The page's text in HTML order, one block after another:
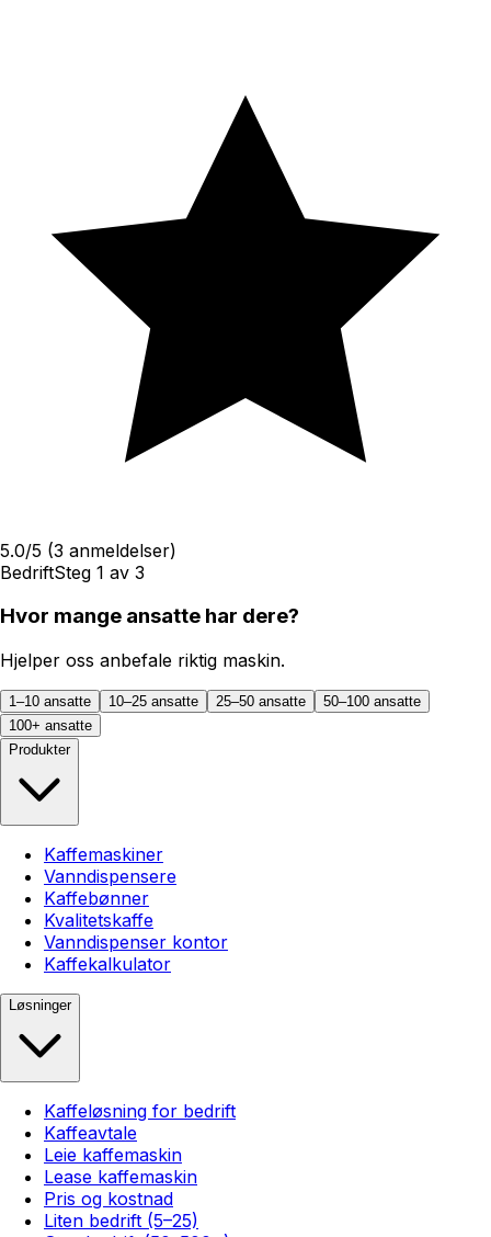
5.0/5 (3 anmeldelser)
BedriftSteg 1 av 3
Hvor mange ansatte har dere?
Hjelper oss anbefale riktig maskin.
1–10 ansatte 10–25 ansatte 25–50 ansatte
50–100 ansatte
100+ ansatte
Produkter
Kaffemaskiner
Vanndispensere
Kaffebønner
Kvalitetskaffe
Vanndispenser kontor
Kaffekalkulator
Løsninger
Kaffeløsning for bedrift
Kaffeavtale
Leie kaffemaskin
Lease kaffemaskin
Pris og kostnad
Liten bedrift (5–25)